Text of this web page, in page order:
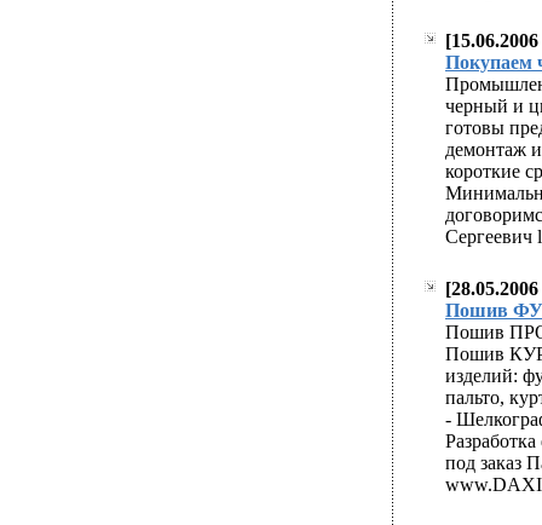
easy approval
Покупаем
generic cialis
черный и
готовы
демонтаж
короткие
Сергеевич
easy approval
Пошив
generic cialis
Пошив
Пошив
изделий:
пальто,
-
под заказ